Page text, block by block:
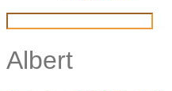
Albert